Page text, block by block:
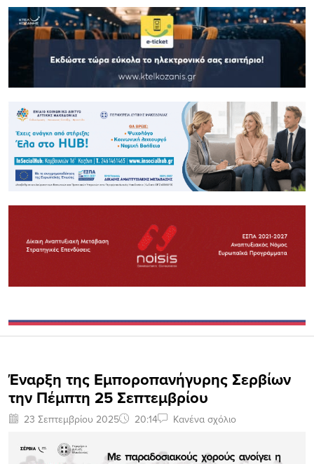
Έναρξη της Εμποροπανήγυρης Σερβίων
την Πέμπτη 25 Σεπτεμβρίου
23 Σεπτεμβρίου 2025 20:14 Κανένα σχόλιο